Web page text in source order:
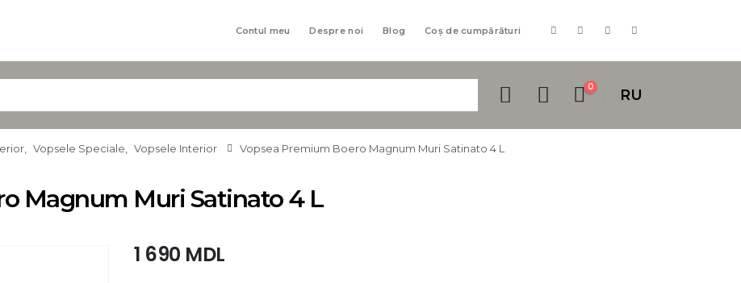
Contul meu Despre noi Blog Coș de cumpărături
0 RU
Vopsele Speciale Vopsele Interior Vopsea Premium Boero Magnum Muri Satinato 4 L
Magnum Muri Satinato 4 L
1 690 MDL